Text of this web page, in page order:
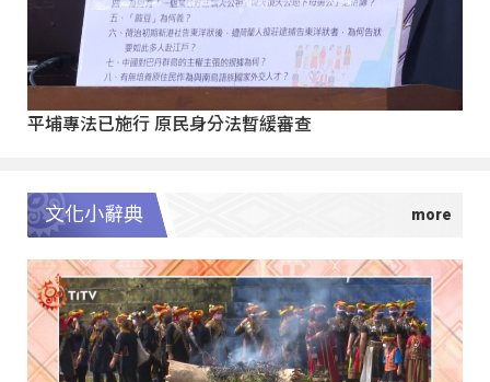
平埔專法已施行 原民身分法暫緩審查
文化小辭典